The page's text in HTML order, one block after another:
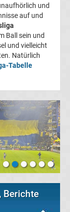
und
auf und
Ball sein und
und vielleicht
Natürlich
Tabelle
Berichte